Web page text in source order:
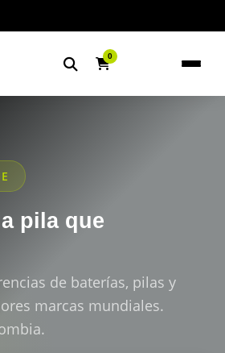
0
pila que
de baterías, pilas y
marcas mundiales.